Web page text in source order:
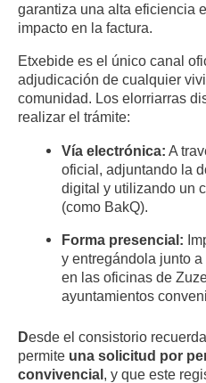
garantiza una alta eficiencia
impacto en la factura.
Etxebide es el único canal
adjudicación de cualquier
comunidad. Los elorriarras
realizar el trámite:
Vía electrónica: A
oficial, adjuntando la
digital y utilizando un
(como BakQ).
Forma presencial:
y entregándola junto
en las oficinas de
ayuntamientos
Desde el consistorio
permite una solicitud por
convivencial , y que este